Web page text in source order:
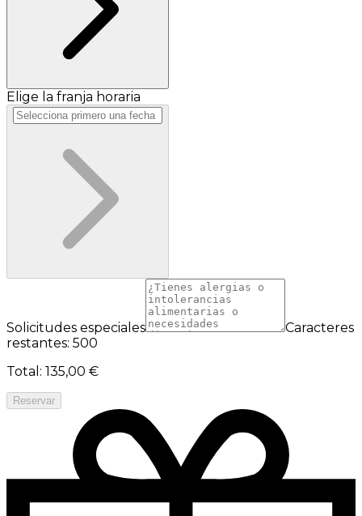
Elige la franja horaria
Solicitudes especiales
Caracteres
restantes: 500
Total : 135,00 €
Reservar